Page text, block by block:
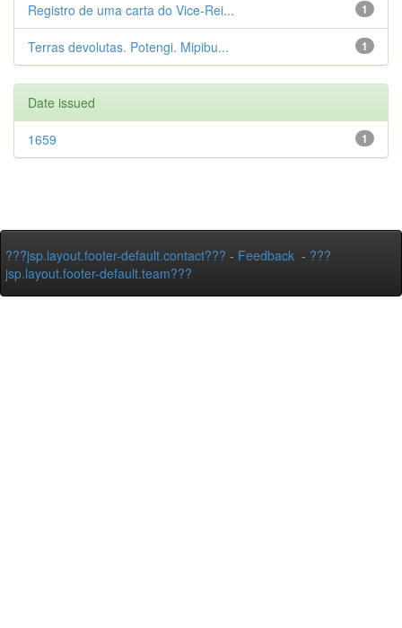
1
Registro de uma carta do Vice-Rei...
1
Terras devolutas. Potengi. Mipibu...
Date issued
1
1659
???jsp.layout.footer-default.contact??? - Feedback - ???
jsp.layout.footer-default.team???